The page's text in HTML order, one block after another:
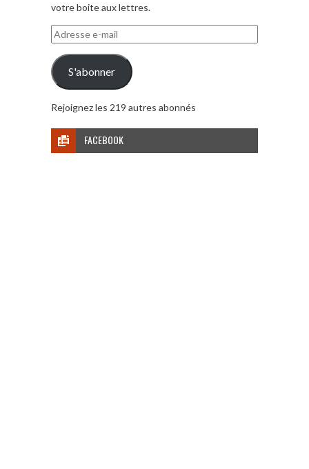
votre boite aux lettres.
Adresse
e-
mail
S'abonner
Rejoignez les 219 autres abonnés
FACEBOOK